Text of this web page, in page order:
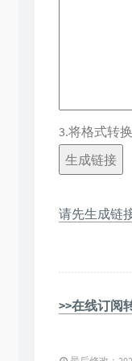
3.将格式转换
请先生成链
>>在线订阅